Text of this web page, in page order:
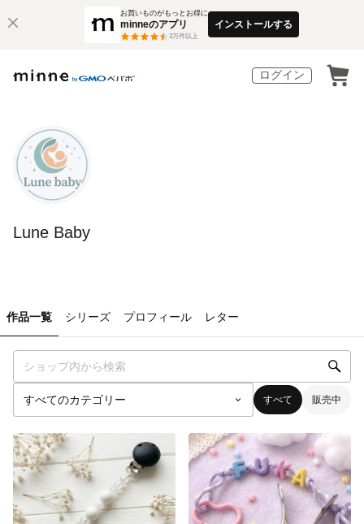
お買いものがもっとお得に
minneのアプリ
3万件以上
インストールする
ログイン
Lune Baby
作品一覧 シリーズ プロフィール レター
すべて 販売中